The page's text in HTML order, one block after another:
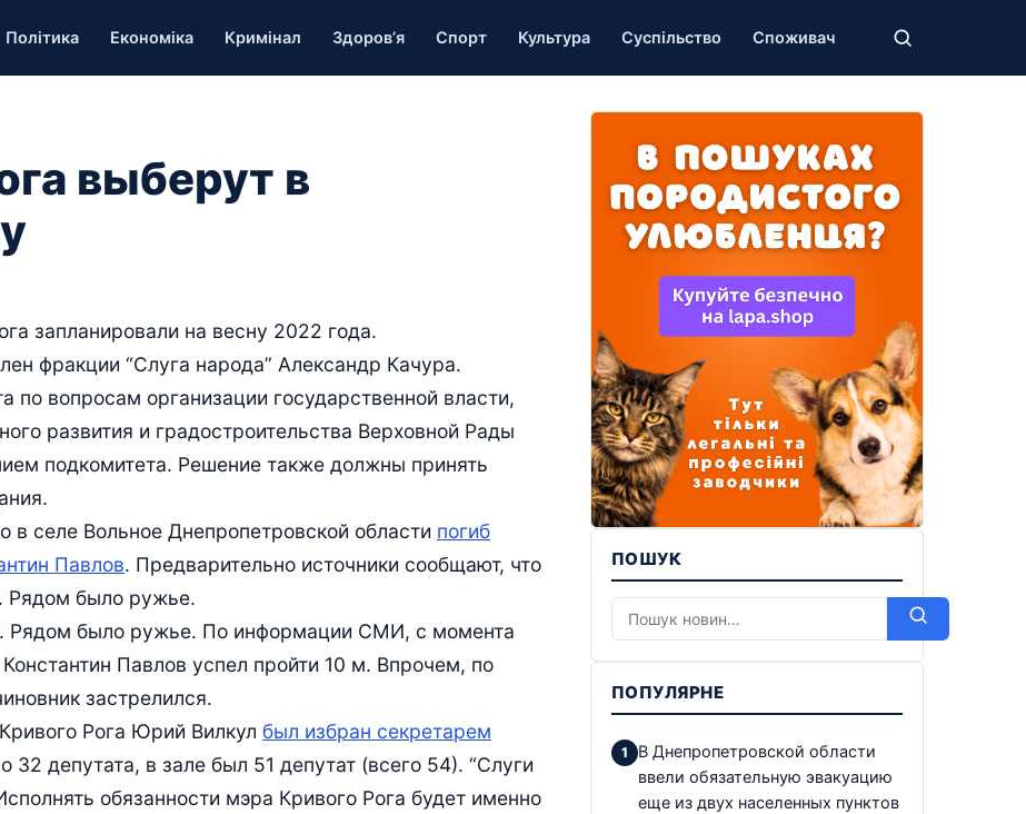
Політика Економіка Кримінал Здоров’я Спорт Культура Суспільство Споживач
выберут в
запланировали на весну 2022 года.
фракции “Слуга народа” Александр Качура.
вопросам организации государственной власти,
развития и градостроительства Верховной Рады
подкомитета. Решение также должны принять
в селе Вольное Днепропетровской области погиб
Павлов. Предварительно источники сообщают, что
Рядом было ружье.
Рядом было ружье. По информации СМИ, с момента
Павлов успел пройти 10 м. Впрочем, по
застрелился.
Рога Юрий Вилкул был избран секретарем
32 депутата, в зале был 51 депутат (всего 54). “Слуги
обязанности мэра Кривого Рога будет именно
ПОШУК
ПОПУЛЯРНЕ
В Днепропетровской области
ввели обязательную эвакуацию
еще из двух населенных пунктов